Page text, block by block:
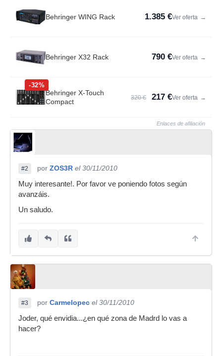
Behringer WING Rack 1.385 €Ver oferta →
Behringer X32 Rack 790 €Ver oferta →
-32%
Behringer X-Touch
Compact
320 € 217 €Ver oferta →
Enlaces de afiliación
#2 por ZOS3R el 30/11/2010
Muy interesante!. Por favor ve poniendo fotos según
avanzáis.
Un saludo.
#3 por Carmelopec el 30/11/2010
Joder, qué envidia...¿en qué zona de Madrd lo vas a
hacer?